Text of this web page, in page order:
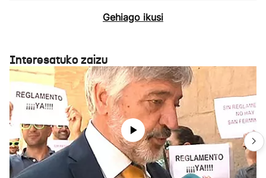
Gehiago ikusi
Interesatuko zaizu